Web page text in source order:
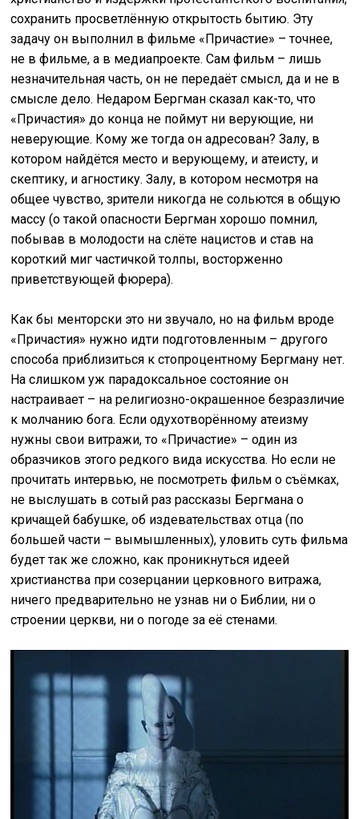
сохранить просветлённую открытость бытию. Эту
задачу он выполнил в фильме «Причастие» – точнее,
не в фильме, а в медиапроекте. Сам фильм – лишь
незначительная часть, он не передаёт смысл, да и не в
смысле дело. Недаром Бергман сказал как-то, что
«Причастия» до конца не поймут ни верующие, ни
неверующие. Кому же тогда он адресован? Залу, в
котором найдётся место и верующему, и атеисту, и
скептику, и агностику. Залу, в котором несмотря на
общее чувство, зрители никогда не сольются в общую
массу (о такой опасности Бергман хорошо помнил,
побывав в молодости на слёте нацистов и став на
короткий миг частичкой толпы, восторженно
приветствующей фюрера).
Как бы менторски это ни звучало, но на фильм вроде
«Причастия» нужно идти подготовленным – другого
способа приблизиться к стопроцентному Бергману нет.
На слишком уж парадоксальное состояние он
настраивает – на религиозно-окрашенное безразличие
к молчанию бога. Если одухотворённому атеизму
нужны свои витражи, то «Причастие» – один из
образчиков этого редкого вида искусства. Но если не
прочитать интервью, не посмотреть фильм о съёмках,
не выслушать в сотый раз рассказы Бергмана о
кричащей бабушке, об издевательствах отца (по
большей части – вымышленных), уловить суть фильма
будет так же сложно, как проникнуться идеей
христианства при созерцании церковного витража,
ничего предварительно не узнав ни о Библии, ни о
строении церкви, ни о погоде за её стенами.